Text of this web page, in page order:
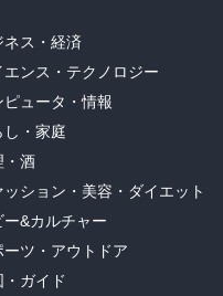
ネス・経済
エンス・テクノロジー
ピュータ・情報
し・家庭
・酒
ッション・美容・ダイエット
ー&カルチャー
ーツ・アウトドア
・ガイド